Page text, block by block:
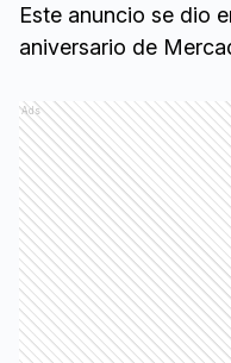
Este anuncio se dio
aniversario de
Ads